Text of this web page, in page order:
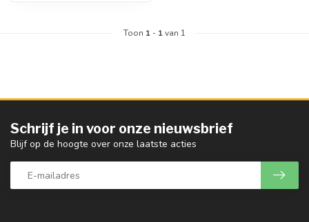
Toon 1 - 1van 1
Schrijf je in voor onze nieuwsbrief
Blijf op de hoogte over onze laatste acties